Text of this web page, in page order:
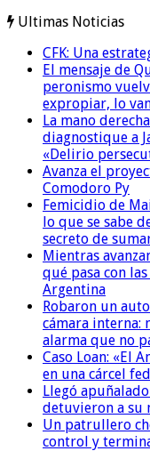
Ultimas Noticias
CFK: Una
El mensaje de
peronismo
expropiar, lo
La mano
diagnostique a
«Delirio
Avanza el
Comodoro Py
Femicidio de
lo que se sabe
secreto de
Mientras
qué pasa con
Argentina
Robaron un
cámara interna:
alarma que no
Caso Loan: «El
en una cárcel
Llegó
detuvieron a su
Un patrullero
control y